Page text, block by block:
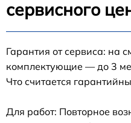
сервисного
Гарантия от сервиса: на
комплектующие — до 3
Что считается
Для работ: Повторное